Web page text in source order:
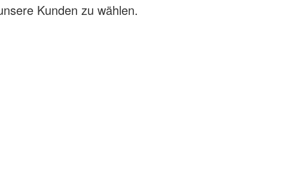
Kunden zu wählen.